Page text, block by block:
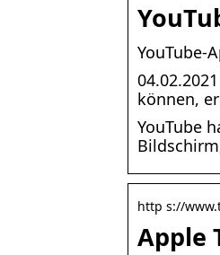
YouTube-
können,
YouTube
http s://
Apple